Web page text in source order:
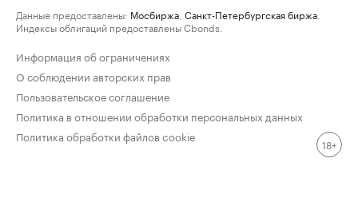
Данные предоставлены: Мосбиржа Санкт-Петербургская биржа
Индексы облигаций предоставлены Cbonds.
Информация об ограничениях
О соблюдении авторских прав
Пользовательское соглашение
Политика в отношении обработки персональных данных
Политика обработки файлов cookie
18+